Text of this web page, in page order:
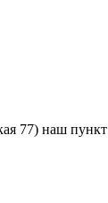
77) наш пункт